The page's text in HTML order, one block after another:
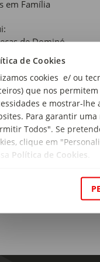
de Cookies
cookies e/ ou
que nos
e mostrar-lhe
Para garantir
Todos". Se
clique em
Política de Cookies
em Família
de Dominó
Recomendada:
x Profundidade x
Jogadores: